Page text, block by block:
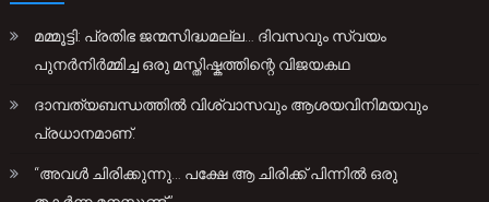
മമ്മൂട്ടി: പ്രതിഭ ജന്മസിദ്ധമല്ല… ദിവസവും സ്വയം
പുനർനിർമ്മിച്ച ഒരു മസ്തിഷ്കത്തിന്റെ വിജയകഥ
ദാമ്പത്യബന്ധത്തിൽ വിശ്വാസവും ആശയവിനിമയവും
പ്രധാനമാണ്.
“അവൾ ചിരിക്കുന്നു… പക്ഷേ ആ ചിരിക്ക് പിന്നിൽ ഒരു